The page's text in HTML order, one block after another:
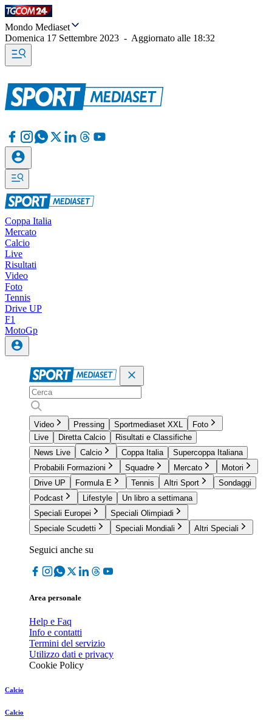
Mondo Mediaset
Domenica 17 Settembre 2023 - Aggiornato alle 18:32
Coppa Italia
Mercato
Calcio
Live
Risultati
Video
Foto
Tennis
Drive UP
F1
MotoGp
Video Pressing Sportmediaset XXL
Foto
Live
Diretta Calcio
Risultati e Classifiche
News Live
Calcio Coppa Italia
Supercoppa Italiana
Probabili Formazioni
Squadre Mercato
Motori
Drive UP
Formula E Tennis Altri Sport
Sondaggi
Podcast
Lifestyle
Un libro a settimana
Speciali Europei
Speciali Olimpiadi
Speciale Scudetti
Speciali Mondiali Altri Speciali
Seguici anche su
Area personale
Help e Faq
Info e contatti
Termini del servizio
Utilizzo dati e privacy
Cookie Policy
Calcio
Calcio